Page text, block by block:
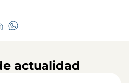
actualidad